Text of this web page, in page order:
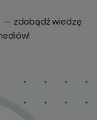
— zdobądź wiedzę